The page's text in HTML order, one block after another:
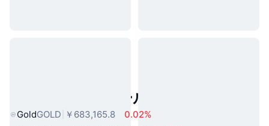
人気のリアルワールドアセット
GoldGOLD ￥683,165.8
0.02%